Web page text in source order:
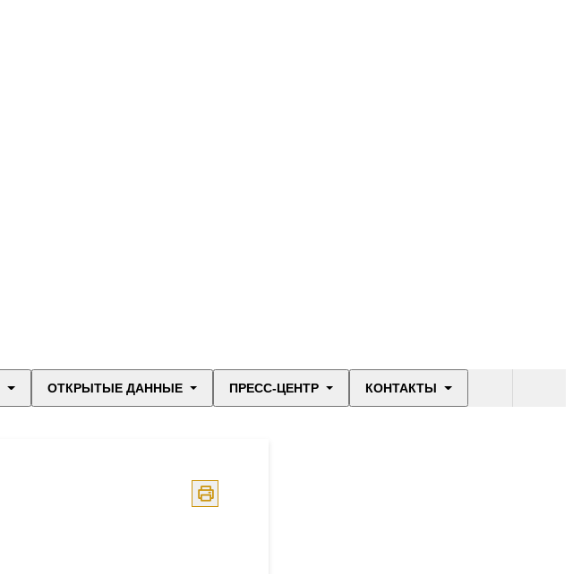
ОТКРЫТЫЕ ДАННЫЕ ПРЕСС-ЦЕНТР КОНТАКТЫ